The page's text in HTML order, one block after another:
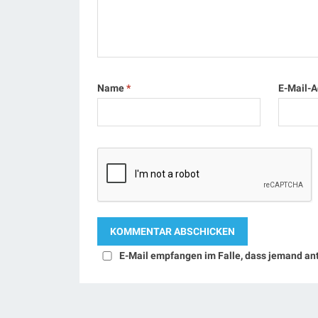
Name* E-Mail-
E-Mail empfangen im Falle, dass jemand